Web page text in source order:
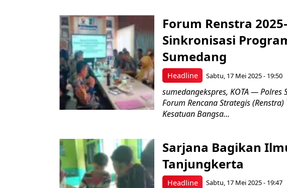
Headline
Forum Renstra
Sinkronisasi
Sumedang
Sabtu, 17 Mei 2025 - 19:50
sumedangekspres, KOTA —
Forum Rencana Strategis
Kesatuan Bangsa...
Headline
Sarjana Bagikan
Tanjungkerta
Sabtu, 17 Mei 2025 - 19:47